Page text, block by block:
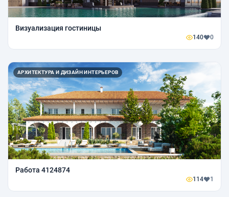
Визуализация гостиницы
140 0
АРХИТЕКТУРА И ДИЗАЙН ИНТЕРЬЕРОВ
Работа 4124874
114 1